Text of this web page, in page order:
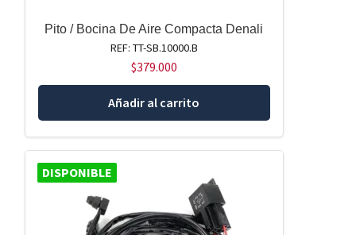
Pito / Bocina De Aire Compacta Denali
REF: TT-SB.10000.B
$379.000
Añadir al carrito
DISPONIBLE